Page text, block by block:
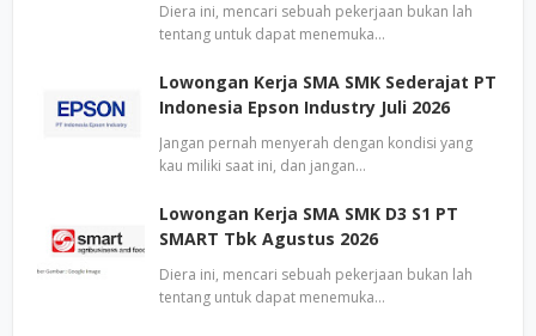
Diera ini, mencari sebuah pekerjaan bukan lah
tentang untuk dapat menemuka…
Lowongan Kerja SMA SMK Sederajat PT
Indonesia Epson Industry Juli 2026
Jangan pernah menyerah dengan kondisi yang
kau miliki saat ini, dan jangan…
Lowongan Kerja SMA SMK D3 S1 PT
SMART Tbk Agustus 2026
Diera ini, mencari sebuah pekerjaan bukan lah
tentang untuk dapat menemuka…